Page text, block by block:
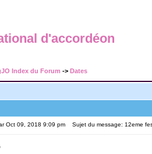
d'accordéon
Index du Forum -> Dates
Oct 09, 2018 9:09 pm Sujet du message: 12eme